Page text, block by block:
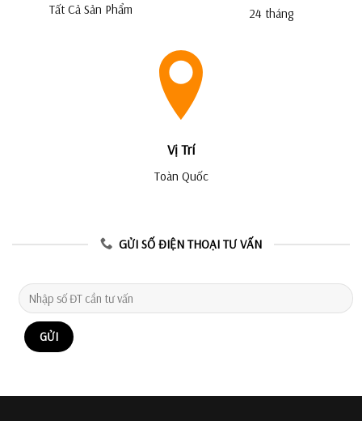
Tất Cả Sản Phẩm 24 tháng
Vị Trí
Toàn Quốc
GỬI SỐ ĐIỆN THOẠI TƯ VẤN